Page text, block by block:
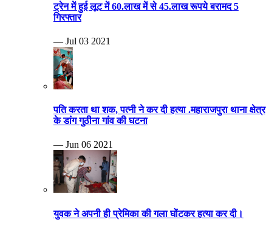
ट्रेन में हुई लूट में 60.लाख में से 45.लाख रूपये बरामद 5
गिरफ्तार
— Jul 03 2021
पति करता था शक, पत्नी ने कर दी हत्या .महाराजपुरा थाना क्षेत्र
के डांग गुठीना गांव की घटना
— Jun 06 2021
युवक ने अपनी ही प्रेमिका की गला घोंटकर हत्या कर दी।